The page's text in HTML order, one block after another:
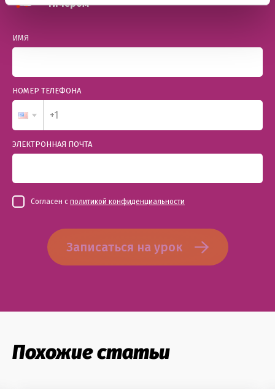
тичером
ИМЯ
НОМЕР ТЕЛЕФОНА
ЭЛЕКТРОННАЯ ПОЧТА
Согласен с политикой конфиденциальности
Записаться на урок
Похожие статьи